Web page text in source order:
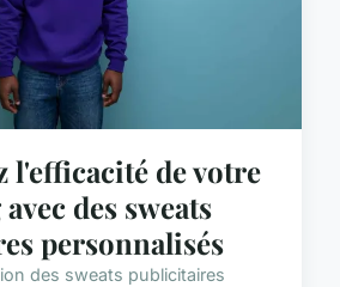
l'efficacité de votre
des sweats
personnalisés
des sweats publicitaires